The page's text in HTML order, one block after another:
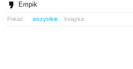
Empik
Pokaż: wszystkie książka